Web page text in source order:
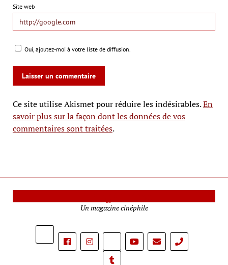
Site web
Oui, ajoutez-moi à votre liste de diffusion.
Ce site utilise Akismet pour réduire les indésirables.En
savoir plus sur la façon dont les données de vos
commentaires sont traitées.
Un magazine cinéphile
phone